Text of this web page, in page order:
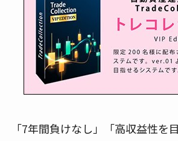
「7年間負けなし」「高収益性を